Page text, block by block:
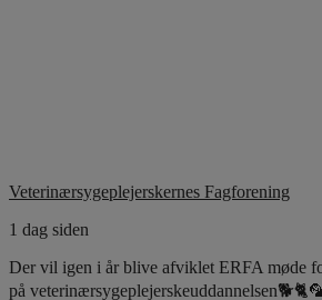
Veterinærsygeplejerskernes Fagforening
1 dag siden
Der vil igen i år blive afviklet ERFA møde
på